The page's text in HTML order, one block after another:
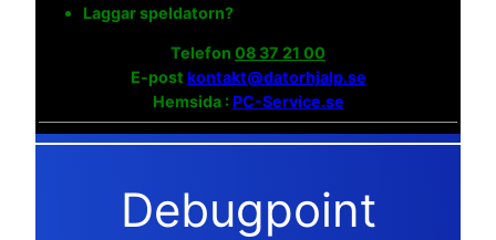
Laggar speldatorn?
Telefon 08 37 21 00
E-post kontakt@datorhjalp.se
Hemsida :PC-Service.se
Debugpoint